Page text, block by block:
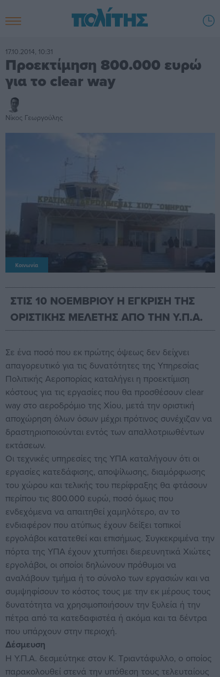
17.10.2014, 10:31
Προεκτίμηση 800.000 ευρώ
για το clear way
Νίκος Γεωργούλης
Κοινωνία
ΣΤΙΣ 10 ΝΟΕΜΒΡΙΟΥ Η ΕΓΚΡΙΣΗ ΤΗΣ
ΟΡΙΣΤΙΚΗΣ ΜΕΛΕΤΗΣ ΑΠΟ ΤΗΝ Υ.Π.Α.
Σε ένα ποσό που εκ πρώτης όψεως δεν δείχνει
απαγορευτικό για τις δυνατότητες της Υπηρεσίας
Πολιτικής Αεροπορίας καταλήγει η προεκτίμιση
κόστους για τις εργασίες που θα προσθέσουν clear
way στο αεροδρόμιο της Χίου, μετά την οριστική
αποχώρηση όλων όσων μέχρι πρότινος συνέχιζαν να
δραστηριοποιούνται εντός των απαλλοτριωθέντων
εκτάσεων.
Οι τεχνικές υπηρεσίες της ΥΠΑ καταλήγουν ότι οι
εργασίες κατεδάφισης, αποψίλωσης, διαμόρφωσης
του χώρου και τελικής του περίφραξης θα φτάσουν
περίπου τις 800.000 ευρώ, ποσό όμως που
ενδεχόμενα να απαιτηθεί χαμηλότερο, αν το
ενδιαφέρον που ατύπως έχουν δείξει τοπικοί
εργολάβοι κατατεθεί και επισήμως. Συγκεκριμένα την
πόρτα της ΥΠΑ έχουν χτυπήσει διερευνητικά Χιώτες
εργολάβοι, οι οποίοι δηλώνουν πρόθυμοι να
αναλάβουν τμήμα ή το σύνολο των εργασιών και να
συμψηφίσουν το κόστος τους με την εκ μέρους τους
δυνατότητα να χρησιμοποιήσουν την ξυλεία ή την
πέτρα από τα κατεδαφιστέα ή ακόμα και τα δέντρα
που υπάρχουν στην περιοχή.
Δέσμευση
Η Υ.Π.Α. δεσμεύτηκε στον Κ. Τριαντάφυλλο, ο οποίος
παρακολουθεί στενά την υπόθεση τους τελευταίους